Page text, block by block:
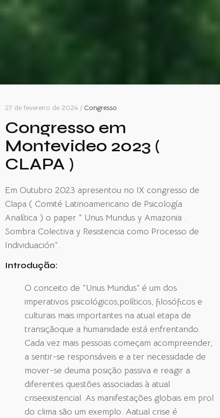
27 de fevereiro de 2024 / Congresso
Congresso em
Montevideo 2023 (
CLAPA )
Em Outubro 2023 apresentou no IX congresso de
Clapa ( Comité Latinoamericano de Psicología
Analítica ) o paper “ Unus Mundus y Amazonia .
Sombra Colectiva y Resistencia como Processo de
Individuación“.
Introdução:
O conceito de “Unus Mundus” é um dos
imperativos psicológicos,políticos, filosóficos e
culturais mais importantes na atual etapa de
transiçãoque a humanidade está enfrentando.
Cada vez mais pessoas começam acompreender,
a sentir-se responsáveis e a ter necessidade de
mover-se deuma posição passiva e reagir a
diferentes questões associadas à atual
criseexistencial. As manifestações globais em prol
do clima são um exemplo. Aatual crise é